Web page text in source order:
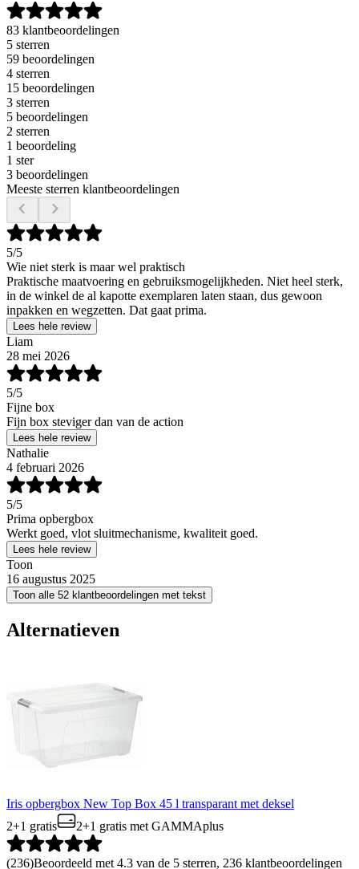
83 klantbeoordelingen
5 sterren
59 beoordelingen
4 sterren
15 beoordelingen
3 sterren
5 beoordelingen
2 sterren
1 beoordeling
1 ster
3 beoordelingen
Meeste sterren klantbeoordelingen
5/5
Wie niet sterk is maar wel praktisch
Praktische maatvoering en gebruiksmogelijkheden. Niet heel sterk,
in de winkel de al kapotte exemplaren laten staan, dus gewoon
inpakken en wegzetten. Dat gaat prima.
Lees hele review
Liam
28 mei 2026
5/5
Fijne box
Fijn box steviger dan van de action
Lees hele review
Nathalie
4 februari 2026
5/5
Prima opbergbox
Werkt goed, vlot sluitmechanisme, kwaliteit goed.
Lees hele review
Toon
16 augustus 2025
Toon alle 52 klantbeoordelingen met tekst
Alternatieven
Iris opbergbox New Top Box 45 l transparant met deksel
2+1 gratis
2+1 gratis met GAMMAplus
(236)Beoordeeld met 4.3 van de 5 sterren, 236 klantbeoordelingen